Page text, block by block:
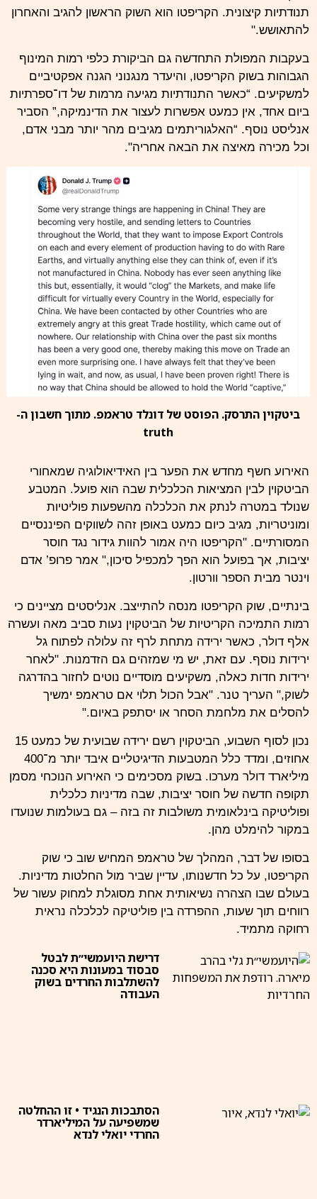
תנודתיות קיצונית. הקריפטו הוא השוק הראשון להגיב והאחרון
להתאושש."
בעקבות המפולת התחדשה גם הביקורת כלפי רמות המינוף
הגבוהות בשוק הקריפטו, והיעדר מנגנוני הגנה אפקטיביים
למשקיעים. “כאשר התנודתיות מגיעה מרמות של דו־ספרתיות
ביום אחד, אין כמעט אפשרות לעצור את הדינמיקה,” הסביר
אנליסט נוסף. “האלגוריתמים מגיבים מהר יותר מבני אדם,
וכל מכירה מאיצה את הבאה אחריה".
ביטקוין התרסק. הפוסט של דונלד טראמפ. מתוך חשבון ה-
truth
האירוע חשף מחדש את הפער בין האידיאולוגיה שמאחורי
הביטקוין לבין המציאות הכלכלית שבה הוא פועל. המטבע
שנולד במטרה לנתק את הכלכלה מהשפעות פוליטיות
ומוניטריות, מגיב כיום כמעט באופן זהה לשווקים הפיננסיים
המסורתיים. "הקריפטו היה אמור להוות גידור נגד חוסר
יציבות, אך בפועל הוא הפך למכפיל סיכון," אמר פרופ’ אדם
וינטר מבית הספר וורטון.
בינתיים, שוק הקריפטו מנסה להתייצב. אנליסטים מציינים כי
רמות התמיכה הקריטיות של הביטקוין נעות סביב מאה ועשרה
אלף דולר, כאשר ירידה מתחת לרף זה עלולה לפתוח גל
ירידות נוסף. עם זאת, יש מי שמזהים גם הזדמנות. "לאחר
ירידות חדות כאלה, משקיעים מוסדיים נוטים לחזור בהדרגה
לשוק," העריך טנר. "אבל הכול תלוי אם טראמפ ימשיך
להסלים את מלחמת הסחר או יסתפק באיום."
נכון לסוף השבוע, הביטקוין רשם ירידה שבועית של כמעט 15
אחוזים, ומדד כלל המטבעות הדיגיטליים איבד יותר מ־400
מיליארד דולר מערכו. בשוק מסכימים כי האירוע הנוכחי מסמן
תקופה חדשה של חוסר יציבות, שבה מדיניות כלכלית
ופוליטיקה בינלאומית משולבות זה בזה – גם בעולמות שנועדו
במקור להימלט מהן.
בסופו של דבר, המהלך של טראמפ המחיש שוב כי שוק
הקריפטו, על כל חדשנותו, עדיין שביר מול החלטות מדיניות.
בעולם שבו הצהרה נשיאותית אחת מסוגלת למחוק עשור של
רווחים תוך שעות, ההפרדה בין פוליטיקה לכלכלה נראית
רחוקה מתמיד.
דרישת היועמשי״ת לבטל
סבסוד במעונות היא סכנה
להשתלבות החרדים בשוק
העבודה
הסתבכות הנגיד • זו ההחלטה
שמשפיעה על המיליארדר
החרדי יואלי לנדא